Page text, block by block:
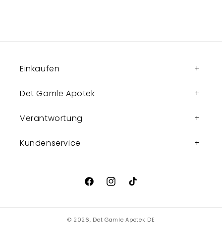
Einkaufen
Det Gamle Apotek
Verantwortung
Kundenservice
FacebookInstagram
TikTok
© 2026, Det Gamle Apotek DE